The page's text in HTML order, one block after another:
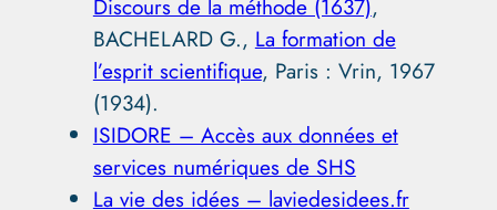
Discours de la méthode (1637),
BACHELARD G., La formation de
l’esprit scientifique, Paris : Vrin, 1967
(1934).
ISIDORE – Accès aux données et
services numériques de SHS
La vie des idées – laviedesidees.fr